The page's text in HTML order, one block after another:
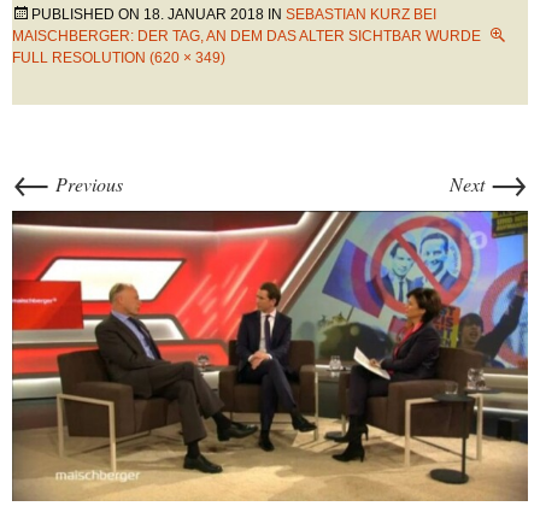
PUBLISHED ON 18. JANUAR 2018 IN SEBASTIAN KURZ BEI
MAISCHBERGER: DER TAG, AN DEM DAS ALTER SICHTBAR WURDE
FULL RESOLUTION (620 × 349)
← Previous Next →